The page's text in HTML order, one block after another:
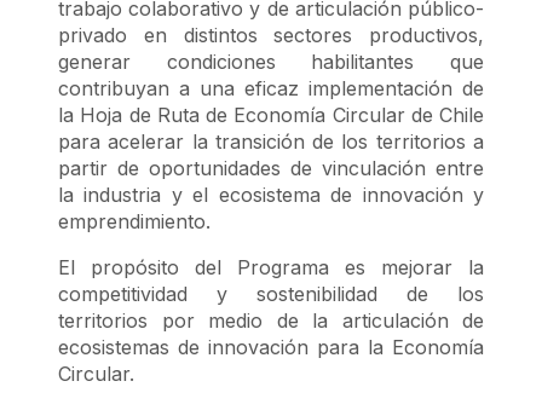
trabajo colaborativo y de articulación público-
privado en distintos sectores productivos,
generar condiciones habilitantes que
contribuyan a una eficaz implementación de
la Hoja de Ruta de Economía Circular de Chile
para acelerar la transición de los territorios a
partir de oportunidades de vinculación entre
la industria y el ecosistema de innovación y
emprendimiento.
El propósito del Programa es mejorar la
competitividad y sostenibilidad de los
territorios por medio de la articulación de
ecosistemas de innovación para la Economía
Circular.